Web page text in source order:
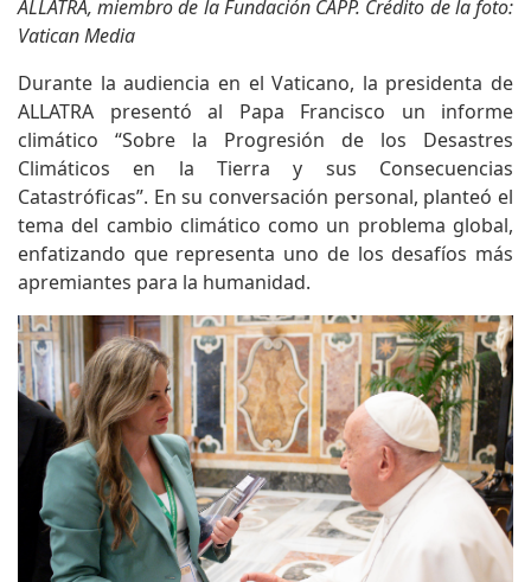
ALLATRA, miembro de la Fundación CAPP. Crédito de la foto:
Vatican Media
Durante la audiencia en el Vaticano, la presidenta de
ALLATRA presentó al Papa Francisco un informe
climático “Sobre la Progresión de los Desastres
Climáticos en la Tierra y sus Consecuencias
Catastróficas”. En su conversación personal, planteó el
tema del cambio climático como un problema global,
enfatizando que representa uno de los desafíos más
apremiantes para la humanidad.